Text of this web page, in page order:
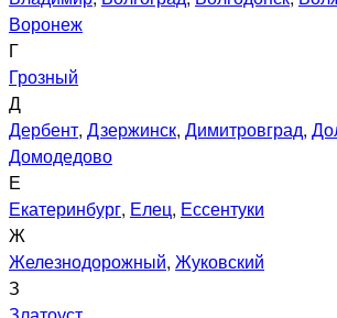
Воронеж
Г
Грозный
Д
Дербент, Дзержинск, Димитровград,
Домодедово
Е
Екатеринбург, Елец, Ессентуки
Ж
Железнодорожный, Жуковский
З